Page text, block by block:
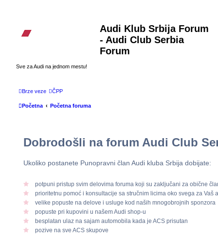
Audi Klub Srbija Forum
- Audi Club Serbia
Forum
Sve za Audi na jednom mestu!
Brze veze ČPP
Početna Početna foruma
Dobrodošli na forum Audi Club
Ukoliko postanete Punopravni član Audi kluba Srbija dobijate:
potpuni pristup svim delovima foruma koji su zaključani za obične
prioritetnu pomoć i konsultacije sa stručnim licima oko svega za Vaš
velike popuste na delove i usluge kod naših mnogobrojnih sponzora
popuste pri kupovini u našem Audi shop-u
besplatan ulaz na sajam automobila kada je ACS prisutan
pozive na sve ACS skupove